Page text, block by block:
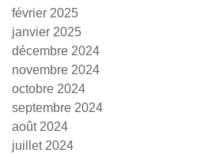
février 2025
janvier 2025
décembre 2024
novembre 2024
octobre 2024
septembre 2024
août 2024
juillet 2024